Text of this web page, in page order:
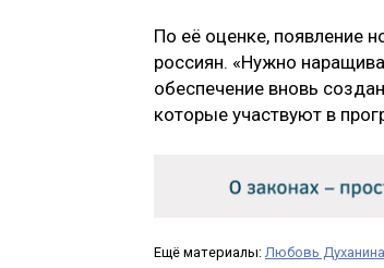
По её оценке, появление
россиян. «Нужно
обеспечение вновь
которые участвуют в
Ещё материалы: Любовь Духанина